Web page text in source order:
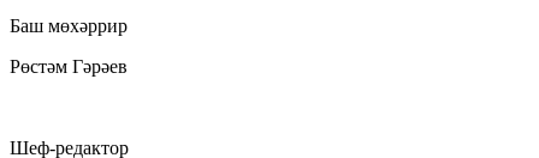
Баш мөхәррир
Рөстәм Гәрәев
Шеф-редактор